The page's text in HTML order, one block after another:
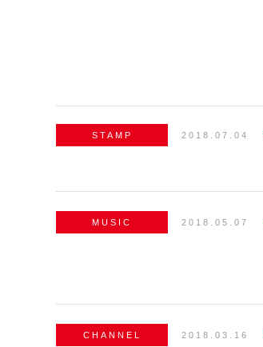
STAMP 2018.07.04
MUSIC 2018.05.07
CHANNEL 2018.03.16